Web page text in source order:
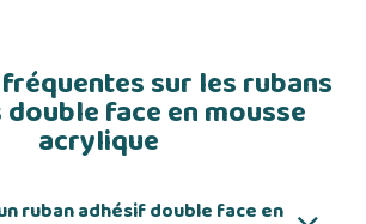
sur les rubans
face en mousse
acrylique
ruban adhésif double face en